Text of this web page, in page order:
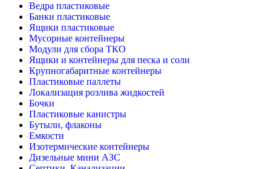
Ведра пластиковые
Банки пластиковые
Ящики пластиковые
Мусорные контейнеры
Модули для сбора ТКО
Ящики и контейнеры для песка и соли
Крупногабаритные контейнеры
Пластиковые паллеты
Локализация розлива жидкостей
Бочки
Пластиковые канистры
Бутыли, флаконы
Емкости
Изотермические контейнеры
Дизельные мини АЗС